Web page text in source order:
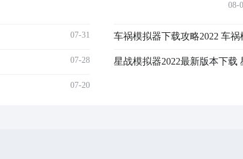
术渲染的在线模
07-31
07-28
07-20
大
08-
车祸模拟器下载攻略2022 车
星战模拟器2022最新版本下载